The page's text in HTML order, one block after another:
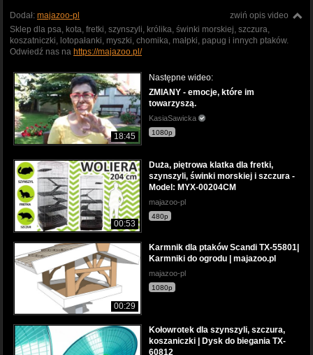
zwiń opis video
Dodał: majazoo-pl
Sklep dla psa, kota, fretki, szynszyli, królika, świnki morskiej, szczura,
koszatniczki, lotopałanki, myszki, chomika, małpki, papug i innych ptaków.
Odwiedź nas na https://majazoo.pl/
18:45
Następne wideo:
ZMIANY - emocje, które im
towarzyszą.
KasiaSawicka
1080p
00:53
Duża, piętrowa klatka dla fretki,
szynszyli, świnki morskiej i szczura -
Model: MYX-00204CM
majazoo-pl
480p
00:29
Karmnik dla ptaków Scandi TX-55801|
Karmniki do ogrodu | majazoo.pl
majazoo-pl
1080p
Kołowrotek dla szynszyli, szczura,
koszaniczki | Dysk do biegania TX-
60812